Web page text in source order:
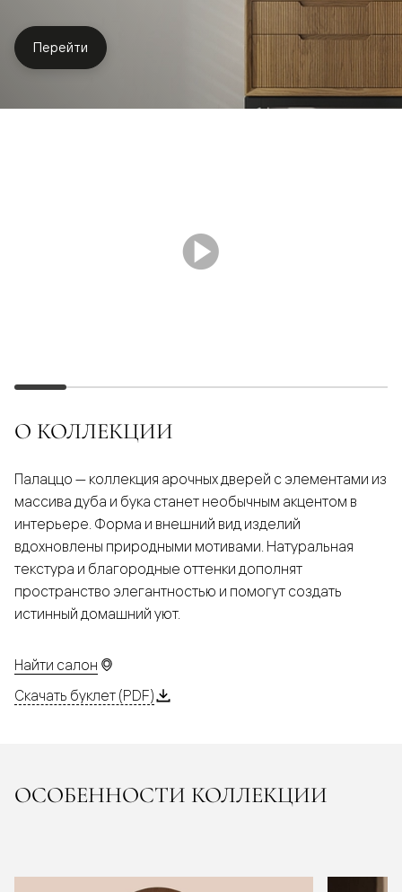
Перейти
О КОЛЛЕКЦИИ
Палаццо — коллекция арочных дверей с элементами из
массива дуба и бука станет необычным акцентом в
интерьере. Форма и внешний вид изделий
вдохновлены природными мотивами. Натуральная
текстура и благородные оттенки дополнят
пространство элегантностью и помогут создать
истинный домашний уют.
Найти салон
Скачать буклет (PDF)
ОСОБЕННОСТИ КОЛЛЕКЦИИ